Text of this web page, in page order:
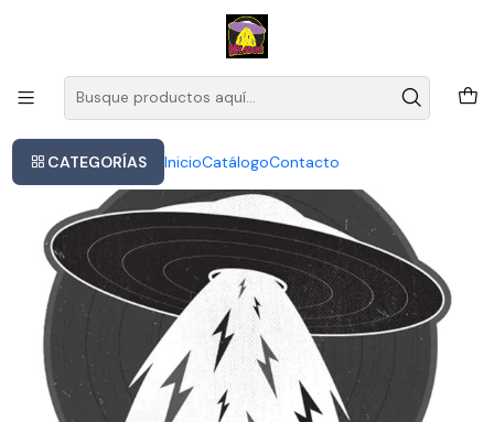
CATEGORÍAS InicioCatálogoContacto
Este es el texto del slide